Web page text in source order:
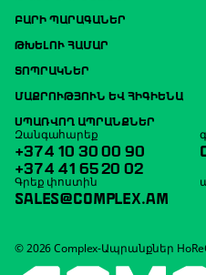
ԲԱՐԻ ՊԱՐԱԳԱՆԵՐ
ԹԽԵԼՈՒ ՀԱՄԱՐ
ՏՈՊՐԱԿՆԵՐ
ՄԱՔՐՈՒԹՅՈՒՆ ԵՎ ՀԻԳԻԵՆԱ
ՍՊԱՌՎՈՂ ԱՊՐԱՆՔՆԵՐ
Զանգահարեք
+374 10 30 00 90
+374 41 65 20 02
Գրեք փոստին
SALES@COMPLEX.AM
© 2026 Complex-Ապրանքներ